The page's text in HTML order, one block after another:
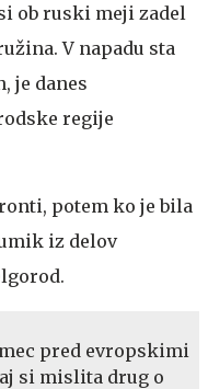
ob ruski meji zadel
V napadu sta
je danes
regije
potem ko je bila
iz delov
pred evropskimi
si mislita drug o